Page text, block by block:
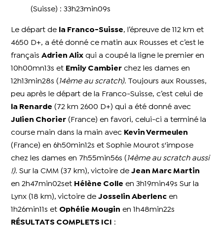
(Suisse) : 33h23min09s
Le départ de la Franco-Suisse, l’épreuve de 112 km et
4650 D+, a été donné ce matin aux Rousses et c’est le
françaisAdrien Alix qui a coupé la ligne le premier en
10h00mn13s et Emily Cambier chez les dames en
12h13min28s ( 14ème au scratch). Toujours aux Rousses,
peu après le départ de la Franco-Suisse, c’est celui de
la Renarde (72 km 2600 D+) qui a été donné avec
Julien Chorier (France) en favori, celui-ci a terminé la
course main dans la main avec Kevin Vermeulen
(France) en 6h50min12s et Sophie Mourot s'impose
chez les dames en 7h55min56s ( 14ème au scratch aussi
!). Sur la CMM (37 km), victoire deJean Marc Martin
en 2h47min02set Hélène Colle en 3h19min49s Sur la
Lynx (18 km), victoire deJosselin Aberlenc en
1h26min11s et Ophélie Mougin en 1h48min22s
RÉSULTATS COMPLETS ICI
: